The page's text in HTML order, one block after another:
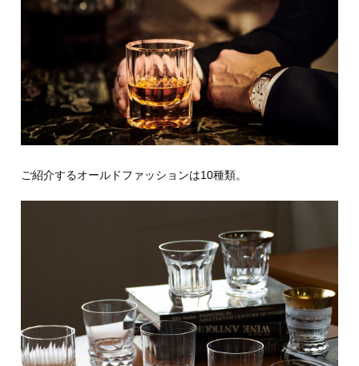
ご紹介するオールドファッションは10種類。